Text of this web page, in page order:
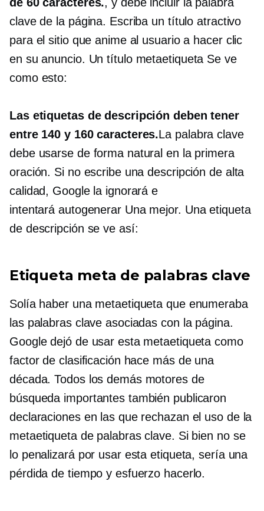
de 60 caracteres., y debe incluir la palabra
clave de la página. Escriba un título atractivo
para el sitio que anime al usuario a hacer clic
en su anuncio. Un título metaetiquetaSe ve
como esto:
Las etiquetas de descripción deben tener
entre 140 y 160 caracteres.La palabra clave
debe usarse de forma natural en la primera
oración. Si no escribe una descripción de alta
calidad, Google la ignorará e
intentaráautogenerarUna mejor. Una etiqueta
de descripción se ve así:
Etiqueta meta de palabras clave
Solía ​​haber una metaetiqueta que enumeraba
las palabras clave asociadas con la página.
Google dejó de usar esta metaetiqueta como
factor de clasificación hace más de una
década. Todos los demás motores de
búsqueda importantes también publicaron
declaraciones en las que rechazan el uso de la
metaetiqueta de palabras clave. Si bien no se
lo penalizará por usar esta etiqueta, sería una
pérdida de tiempo y esfuerzo hacerlo.